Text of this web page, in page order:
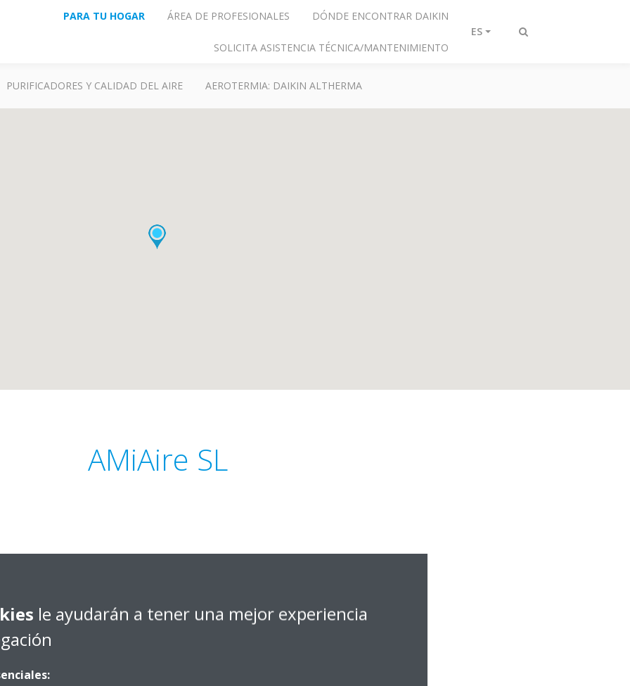
Alternar
PARA TU HOGAR ÁREA DE PROFESIONALES DÓNDE ENCONTRAR DAIKIN
SOLICITA ASISTENCIA TÉCNICA/MANTENIMIENTO
ES
PURIFICADORES Y CALIDAD DEL AIRE AEROTERMIA: DAIKIN ALTHERMA
AMiAire SL
le ayudarán a tener una mejor experiencia